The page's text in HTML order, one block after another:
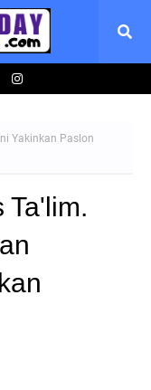
Yakinkan Paslon
Ta'lim.